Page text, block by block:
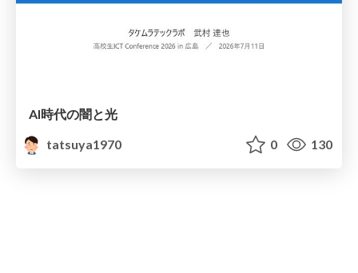
AI時代の闇と光
tatsuya1970
0 130